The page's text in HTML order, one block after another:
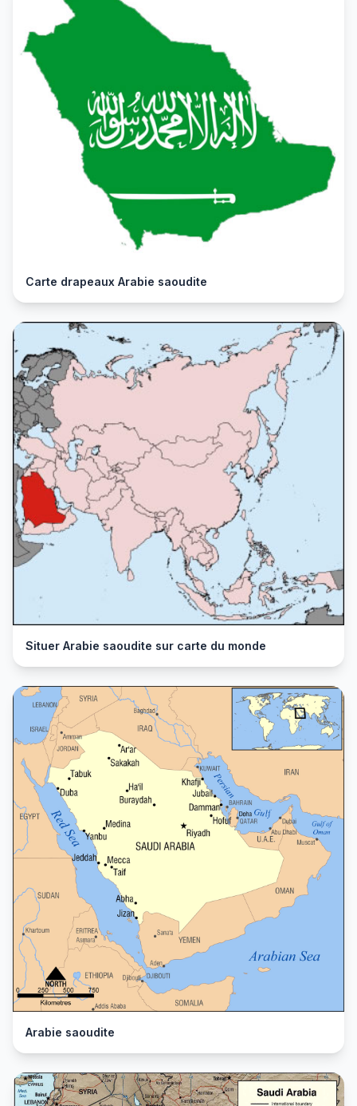
Carte drapeaux Arabie saoudite
Situer Arabie saoudite sur carte du monde
Arabie saoudite